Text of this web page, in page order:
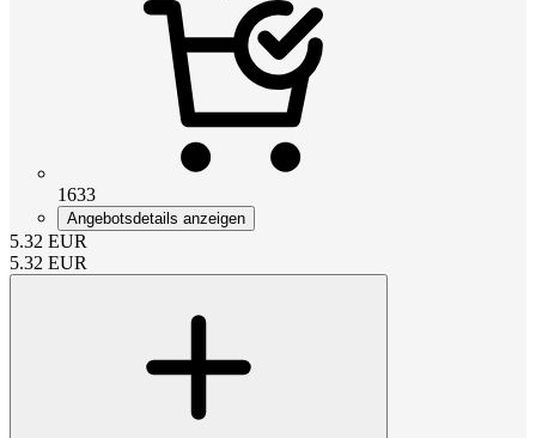
1633
Angebotsdetails anzeigen
5.32 EUR
5.32 EUR